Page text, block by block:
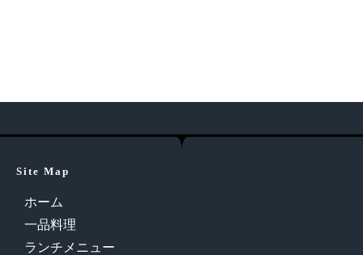
Site Map
ホーム
一品料理
ランチメニュー